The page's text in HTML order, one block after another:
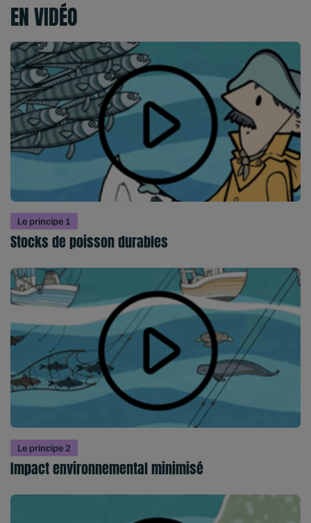
EN VIDÉO
Le principe 1
Stocks de poisson durables
Le principe 2
Impact environnemental minimisé